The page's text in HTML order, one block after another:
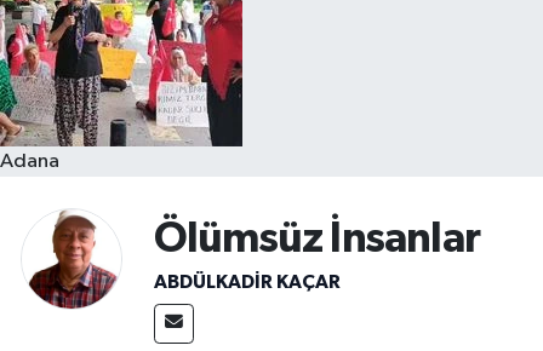
Adana
Ölümsüz İnsanlar
ABDÜLKADIR KAÇAR
Resmi İlanlar